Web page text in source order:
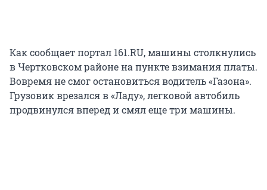
Как сообщает портал 161.RU, машины столкнулись
в Чертковском районе на пункте взимания платы.
Вовремя не смог остановиться водитель «Газона».
Грузовик врезался в «Ладу», легковой автобиль
продвинулся вперед и смял еще три машины.